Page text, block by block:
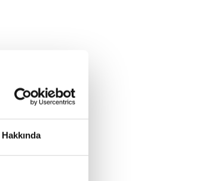
Hakkında